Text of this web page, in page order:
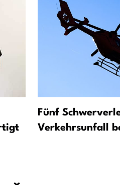
Fünf
Verkehrsunfall